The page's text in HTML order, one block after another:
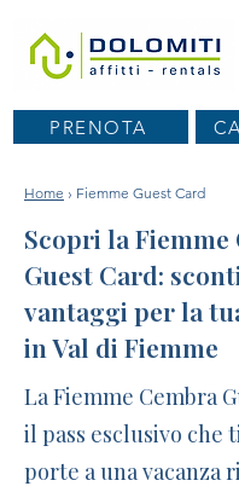
PRENOTA
Home › Fiemme Guest Card
Scopri la Fiemme
Guest Card:
vantaggi per la
in Val di Fiemme
La Fiemme Cembra
il pass esclusivo che
porte a una vacanza